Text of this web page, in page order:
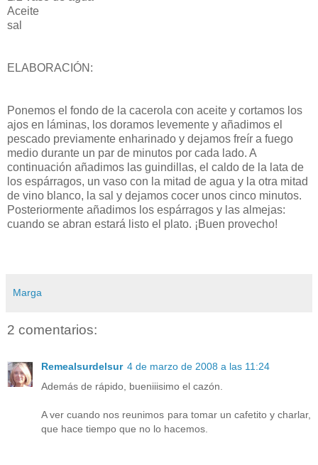
Aceite
sal
ELABORACIÓN:
Ponemos el fondo de la cacerola con aceite y cortamos los
ajos en láminas, los doramos levemente y añadimos el
pescado previamente enharinado y dejamos freír a fuego
medio durante un par de minutos por cada lado. A
continuación añadimos las guindillas, el caldo de la lata de
los espárragos, un vaso con la mitad de agua y la otra mitad
de vino blanco, la sal y dejamos cocer unos cinco minutos.
Posteriormente añadimos los espárragos y las almejas:
cuando se abran estará listo el plato. ¡Buen provecho!
Marga
2 comentarios:
Remealsurdelsur 4 de marzo de 2008 a las 11:24
Además de rápido, bueniiisimo el cazón.
A ver cuando nos reunimos para tomar un cafetito y charlar,
que hace tiempo que no lo hacemos.